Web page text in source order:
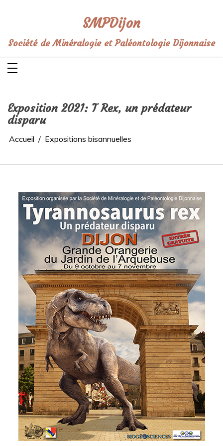
SMPDijon
Société de Minéralogie et Paléontologie Dijonnaise
Exposition 2021: T Rex, un prédateur
disparu
Accueil Expositions bisannuelles